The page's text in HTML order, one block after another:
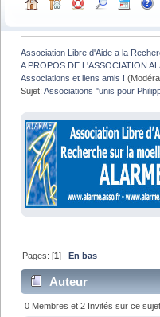
Association Libre d'Aide a la
A PROPOS DE L'ASSOCIATION
Associations et liens amis !
Sujet:Associations "unis pour
Pages: [1] En bas
Auteur
pour Philippe " (Lu
0 Membres et 2 Invités sur ce sujet